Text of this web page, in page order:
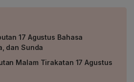
17 Agustus Bahasa
dan Sunda
Malam Tirakatan 17 Agustus